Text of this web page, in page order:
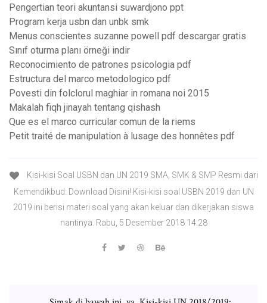
Pengertian teori akuntansi suwardjono ppt
Program kerja usbn dan unbk smk
Menus conscientes suzanne powell pdf descargar gratis
Sınıf oturma planı örneği indir
Reconocimiento de patrones psicologia pdf
Estructura del marco metodologico pdf
Povesti din folclorul maghiar in romana noi 2015
Makalah fiqh jinayah tentang qishash
Que es el marco curricular comun de la riems
Petit traité de manipulation à lusage des honnêtes pdf
Kisi-kisi Soal USBN dan UN 2019 SMA, SMK & SMP Resmi dari
Kemendikbud: Download Disini! Kisi-kisi soal USBN 2019 dan UN
2019 ini berisi materi soal yang akan keluar dan dikerjakan siswa
nantinya. Rabu, 5 Desember 2018 14:28